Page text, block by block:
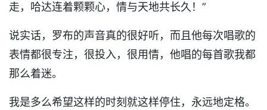
走，哈达连着颗颗心，情与天地共长久！”
说实话，罗布的声音真的很好听，而且他每次唱歌的
表情都很专注，很投入，很用情，他唱的每首歌我都
那么着迷。
我是多么希望这样的时刻就这样停住，永远地定格。